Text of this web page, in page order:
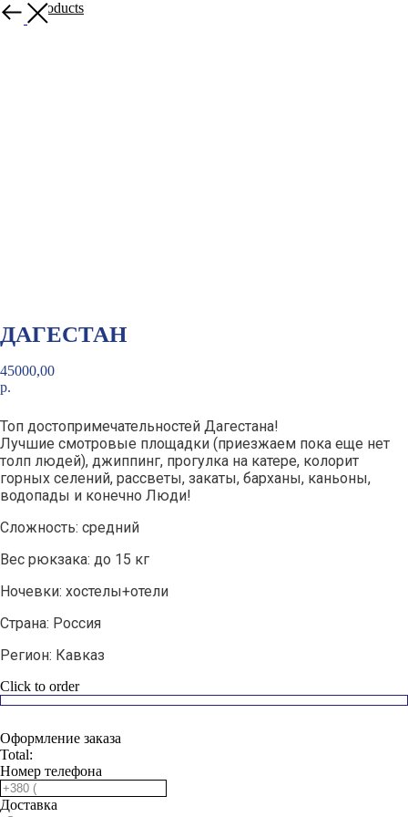
More products
ДАГЕСТАН
45000,00
р.
Топ достопримечательностей Дагестана!
Лучшие смотровые площадки (приезжаем пока еще нет
толп людей), джиппинг, прогулка на катере, колорит
горных селений, рассветы, закаты, барханы, каньоны,
водопады и конечно Люди!
Сложность: средний
Вес рюкзака: до 15 кг
Ночевки: хостелы+отели
Страна: Россия
Регион: Кавказ
Click to order
Оформление заказа
Total:
Номер телефона
Доставка